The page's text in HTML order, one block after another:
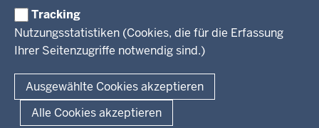
Tracking
Nutzungsstatistiken (Cookies, die für die Erfassung
Ihrer Seitenzugriffe notwendig sind.)
Ausgewählte Cookies akzeptieren
Alle Cookies akzeptieren
Service
Kontakt
Fußzeile
Datenschutz Erklärung zur Barrierefreiheit